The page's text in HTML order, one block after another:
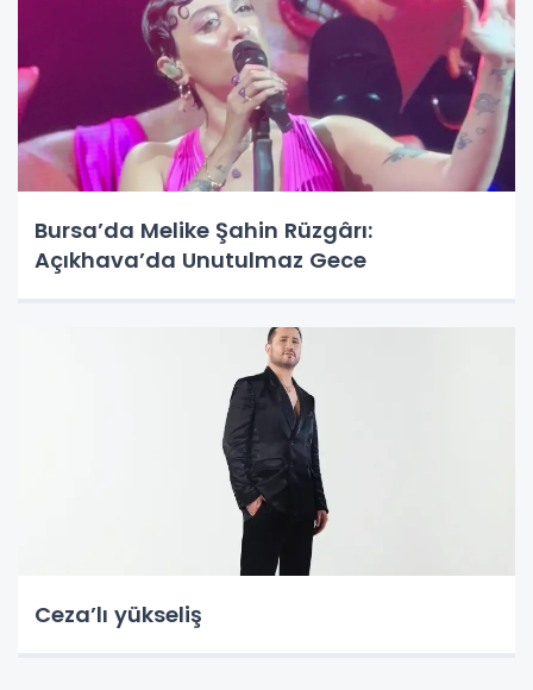
Bursa’da Melike Şahin Rüzgârı:
Açıkhava’da Unutulmaz Gece
Ceza’lı yükseliş